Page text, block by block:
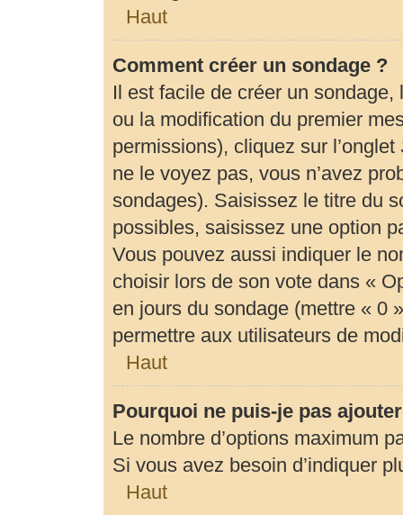
Haut
Comment créer un sondage ?
Il est facile de créer un sondage,
ou la modification du premier
permissions), cliquez sur l’onglet
ne le voyez pas, vous n’avez
sondages). Saisissez le titre du
possibles, saisissez une option
Vous pouvez aussi indiquer le
choisir lors de son vote dans «
en jours du sondage (mettre « 0
permettre aux utilisateurs de
Haut
Pourquoi ne puis-je pas
Le nombre d’options maximum
Si vous avez besoin d’indiquer
Haut